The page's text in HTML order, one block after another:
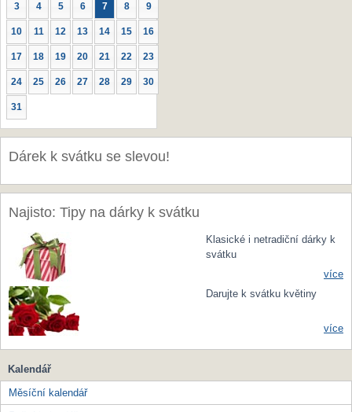
3 4 5 6 7 8 9
10 11 12 13 14 15 16
17 18 19 20 21 22 23
24 25 26 27 28 29 30
31
Dárek k svátku se slevou!
Najisto: Tipy na dárky k svátku
Klasické i netradiční dárky k
svátku
více
Darujte k svátku květiny
více
Kalendář
Měsíční kalendář